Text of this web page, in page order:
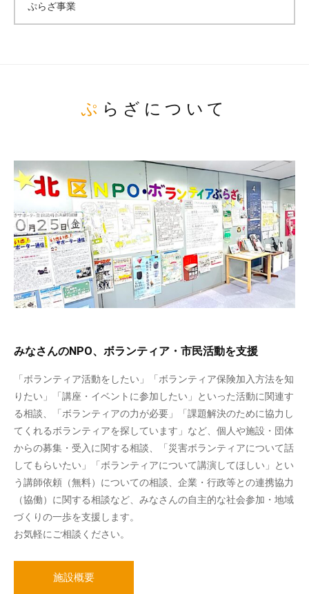
ぷらざ事業
ぷらざについて
みなさんのNPO、ボランティア・市民活動を支援
「ボランティア活動をしたい」「ボランティア保険加入方法を知
りたい」「講座・イベントに参加したい」といった活動に関連す
る相談、「ボランティアの力が必要」「課題解決のために協力し
てくれるボランティアを探しています」など、個人や施設・団体
からの募集・受入に関する相談、「災害ボランティアについて話
してもらいたい」「ボランティアについて講演してほしい」とい
う講師依頼（無料）についての相談、企業・行政等との連携協力
（協働）に関する相談など、みなさんの自主的な社会参加・地域
づくりの一歩を支援します。
お気軽にご相談ください。
施設概要